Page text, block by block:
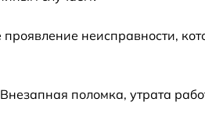
неисправности,
поломка, утрата